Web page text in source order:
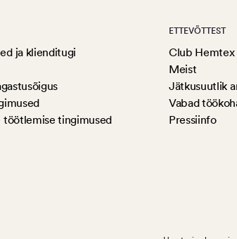
ja klienditugi
töötlemise tingimused
ETTEVÕTTEST
Club Hemtex
Meist
Jätkusuutlik
Vabad
Pressiinfo